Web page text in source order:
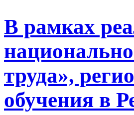
В рамках
труда»,
обучения в